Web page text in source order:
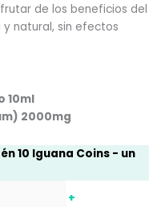
de los beneficios del
natural, sin efectos
10ml
2000mg
10 Iguana Coins - un
+